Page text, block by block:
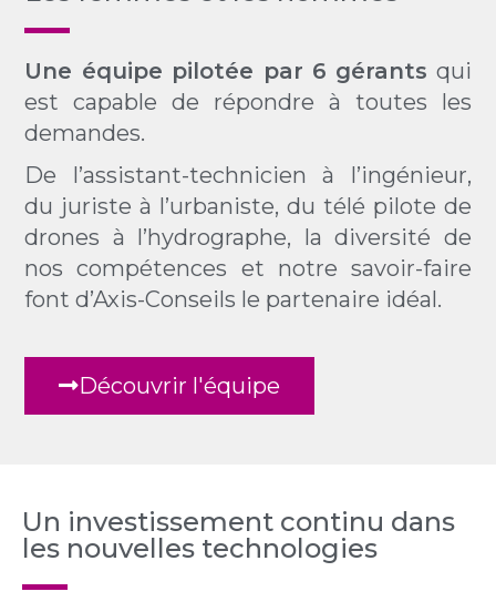
Une équipe pilotée par 6 gérants qui
est capable de répondre à toutes les
demandes.
De l’assistant-technicien à l’ingénieur,
du juriste à l’urbaniste, du télé pilote de
drones à l’hydrographe, la diversité de
nos compétences et notre savoir-faire
font d’Axis-Conseils le partenaire idéal.
Découvrir l'équipe
Un investissement continu dans
les nouvelles technologies